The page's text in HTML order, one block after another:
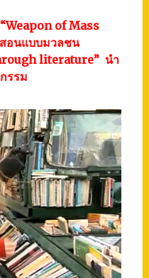
of Mass
อนแบบมวลชน
literature” นำ
รรม